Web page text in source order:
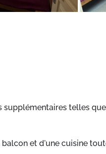
supplémentaires telles
et d'une cuisine